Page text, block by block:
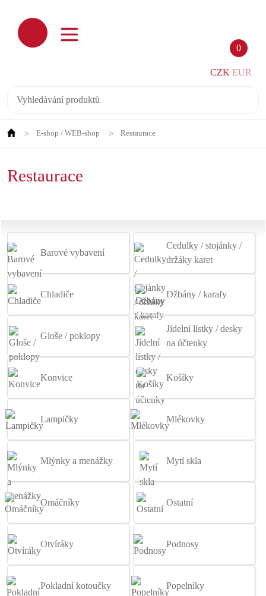
0
CZK EUR
E-shop / WEB-shop Restaurace
Restaurace
Barové vybavení
Cedulky / stojánky /
držáky karet
Chladiče Džbány / karafy
Gloše / poklopy
Jídelní lístky / desky
na účtenky
Konvice Košíky
Lampičky Mlékovky
Mlýnky a menážky Mytí skla
Omáčníky Ostatní
Otvíráky Podnosy
Pokladní kotoučky Popelníky